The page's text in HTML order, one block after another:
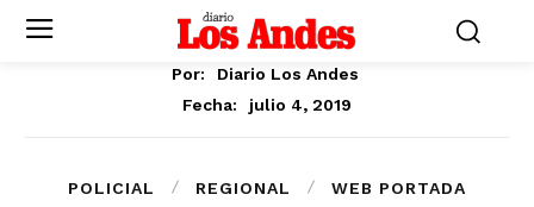
Por:
Diario Los Andes
Fecha:
julio 4, 2019
POLICIAL REGIONAL WEB PORTADA